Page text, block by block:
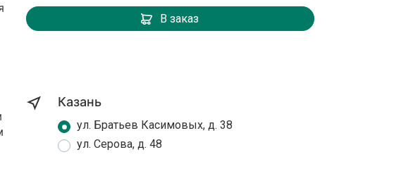
В заказ
Казань
ул. Братьев Касимовых, д. 38
ул. Серова, д. 48